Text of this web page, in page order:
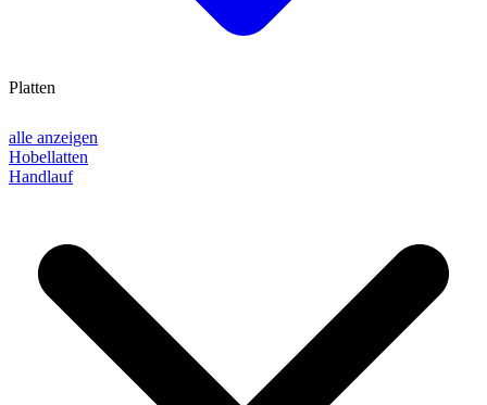
alle anzeigen
Hobellatten
Handlauf
Platten